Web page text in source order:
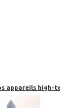
appareils high-